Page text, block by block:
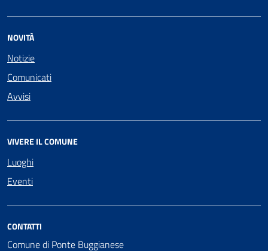
NOVITÀ
Notizie
Comunicati
Avvisi
VIVERE IL COMUNE
Luoghi
Eventi
CONTATTI
Comune di Ponte Buggianese